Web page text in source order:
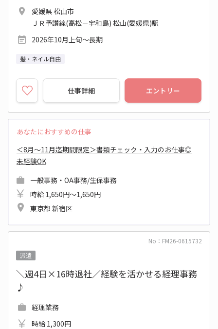
愛媛県 松山市
ＪＲ予讃線(高松－宇和島) 松山(愛媛県)駅
2026年10月上旬～長期
髪・ネイル自由
仕事詳細 エントリー
あなたにおすすめの仕事
＜8月～11月迄期間限定＞書類チェック・入力のお仕事◎
未経験OK
一般事務・OA事務/生保事務
時給 1,650円～1,650円
東京都 新宿区
No：FM26-0615732
派遣
＼週4日×16時退社／経験を活かせる経理事務
♪
経理業務
時給 1,300円